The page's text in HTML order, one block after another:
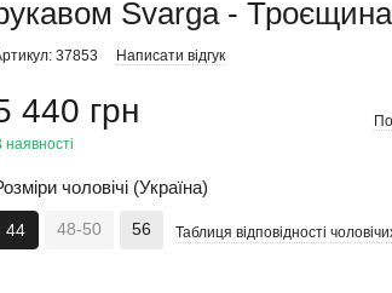
Svarga -
37853 Написати відгук
440 грн
наявності
чоловічі (Україна)
44 48-50 56 Таблиця відповідності